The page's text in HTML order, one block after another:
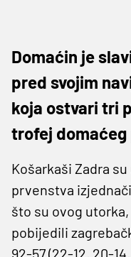
Domaćin je
pred svojim
koja ostvari tri
trofej domaćeg
Košarkaši Zadra
prvenstva
što su ovog
pobijedili
92-57 (22-12, 20-